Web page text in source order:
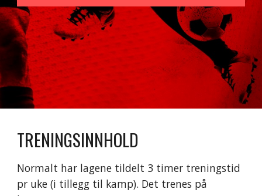
TRENINGSINNHOLD
Normalt har lagene tildelt 3 timer treningstid
pr uke (i tillegg til kamp). Det trenes på